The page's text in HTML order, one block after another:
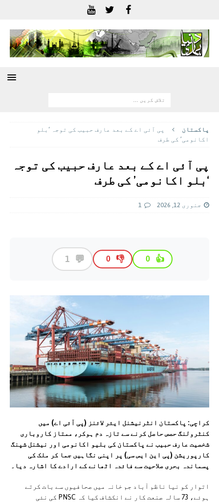
پاکستان
پی آئی اے کے بعد عارف حبیب کی توجہ ‘بلو
اکانومی’ کی طرف
پی آئی اے کے بعد عارف حبیب کی توجہ
‘بلو اکانومی’ کی طرف
جنوری 12, 2026 1
👍
0
👎
0
💬
1
کراچی: پاکستان انٹرنیشنل ایئر لائنز (پی آئی اے) میں
کنٹرولنگ حصص حاصل کرنے سے تازہ دم ہوکر، ممتاز کاروباری
شخصیت عارف حبیب نے پاکستان کی بلیو اکانومی اور نیشنل شپنگ
کارپوریشن (پی این ایس سی) پر اپنی نگاہیں جما کر ملک کی
پسماندہ بحری صلاحیت سے فائدہ اٹھانے کے ارادے کا اشارہ دیا۔
اتوار کو نیا ناظم آباد جم خانہ میں صحافیوں سے بات کرتے
ہوئے، 73 سالہ صنعت کار نے انکشاف کیا کہ PNSC کی نئی